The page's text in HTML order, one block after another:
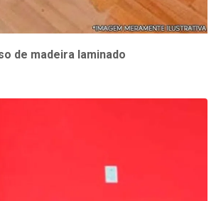
de madeira laminado